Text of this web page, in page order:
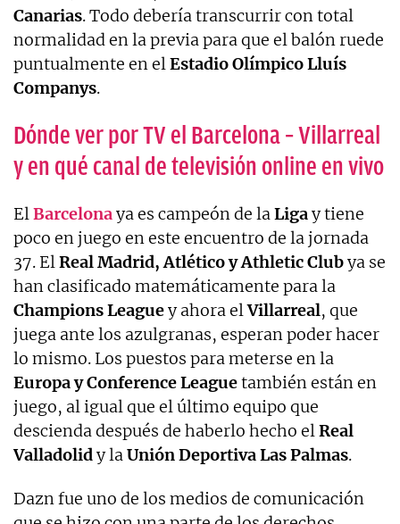
Canarias. Todo debería transcurrir con total
normalidad en la previa para que el balón ruede
puntualmente en elEstadio Olímpico Lluís
Companys.
Dónde ver por TV el Barcelona – Villarreal
y en qué canal de televisión online en vivo
ElBarcelonaya es campeón de laLigay tiene
poco en juego en este encuentro de la jornada
37. ElReal Madrid, Atlético y Athletic Clubya se
han clasificado matemáticamente para la
Champions Leaguey ahora elVillarreal, que
juega ante los azulgranas, esperan poder hacer
lo mismo. Los puestos para meterse en la
Europa y Conference Leaguetambién están en
juego, al igual que el último equipo que
descienda después de haberlo hecho elReal
Valladolidy laUnión Deportiva Las Palmas.
Dazn fue uno de los medios de comunicación